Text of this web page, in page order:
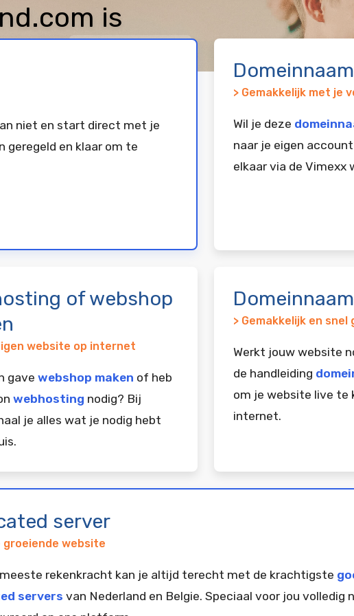
is
bij
niet en start direct met je
geregeld en klaar om te
> Gemakkelijk met je
Wil je deze
naar je eigen
elkaar via de Vimexx
of webshop
website op internet
gave webshop maken of heb
webhosting nodig? Bij
je alles wat je nodig hebt
> Gemakkelijk en snel
Werkt jouw website
de handleiding
om je website live te
internet.
server
groeiende website
rekenkracht kan je altijd terecht met de krachtigste
servers van Nederland en Belgie. Speciaal voor jou volledig